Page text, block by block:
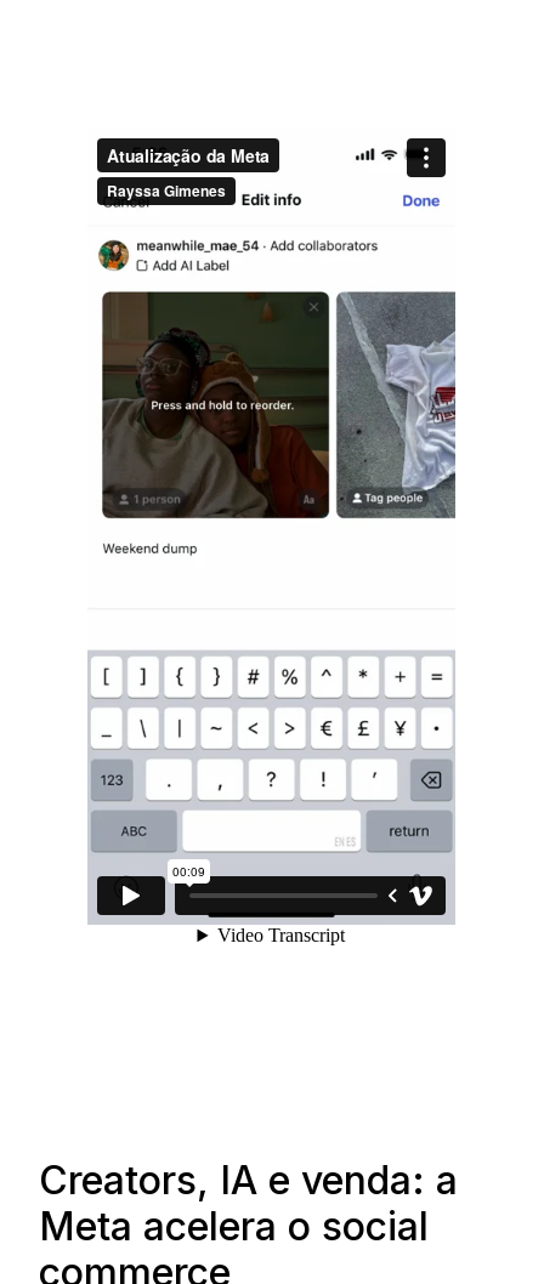
Creators, IA e venda: a
Meta acelera o social
commerce